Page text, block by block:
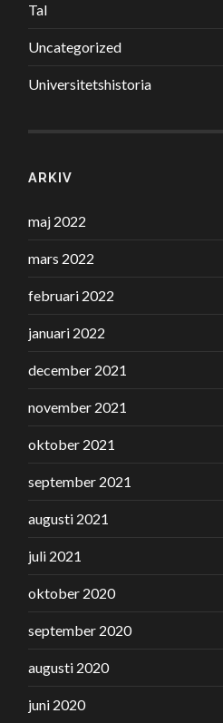
Tal
Uncategorized
Universitetshistoria
ARKIV
maj 2022
mars 2022
februari 2022
januari 2022
december 2021
november 2021
oktober 2021
september 2021
augusti 2021
juli 2021
oktober 2020
september 2020
augusti 2020
juni 2020